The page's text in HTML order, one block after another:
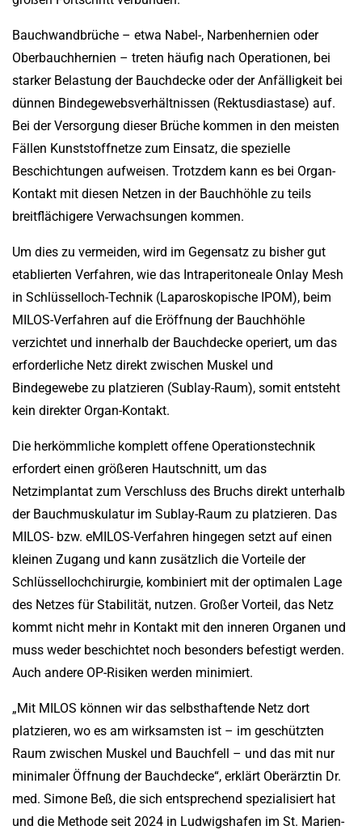
Bauchwandbrüche – etwa Nabel-, Narbenhernien oder
Oberbauchhernien – treten häufig nach Operationen, bei
starker Belastung der Bauchdecke oder der Anfälligkeit bei
dünnen Bindegewebsverhältnissen (Rektusdiastase) auf.
Bei der Versorgung dieser Brüche kommen in den meisten
Fällen Kunststoffnetze zum Einsatz, die spezielle
Beschichtungen aufweisen. Trotzdem kann es bei Organ-
Kontakt mit diesen Netzen in der Bauchhöhle zu teils
breitflächigere Verwachsungen kommen.
Um dies zu vermeiden, wird im Gegensatz zu bisher gut
etablierten Verfahren, wie das Intraperitoneale Onlay Mesh
in Schlüsselloch-Technik (Laparoskopische IPOM), beim
MILOS-Verfahren auf die Eröffnung der Bauchhöhle
verzichtet und innerhalb der Bauchdecke operiert, um das
erforderliche Netz direkt zwischen Muskel und
Bindegewebe zu platzieren (Sublay-Raum), somit entsteht
kein direkter Organ-Kontakt.
Die herkömmliche komplett offene Operationstechnik
erfordert einen größeren Hautschnitt, um das
Netzimplantat zum Verschluss des Bruchs direkt unterhalb
der Bauchmuskulatur im Sublay-Raum zu platzieren. Das
MILOS- bzw. eMILOS-Verfahren hingegen setzt auf einen
kleinen Zugang und kann zusätzlich die Vorteile der
Schlüssellochchirurgie, kombiniert mit der optimalen Lage
des Netzes für Stabilität, nutzen. Großer Vorteil, das Netz
kommt nicht mehr in Kontakt mit den inneren Organen und
muss weder beschichtet noch besonders befestigt werden.
Auch andere OP-Risiken werden minimiert.
„Mit MILOS können wir das selbsthaftende Netz dort
platzieren, wo es am wirksamsten ist – im geschützten
Raum zwischen Muskel und Bauchfell – und das mit nur
minimaler Öffnung der Bauchdecke“, erklärt Oberärztin Dr.
med. Simone Beß, die sich entsprechend spezialisiert hat
und die Methode seit 2024 in Ludwigshafen im St. Marien-